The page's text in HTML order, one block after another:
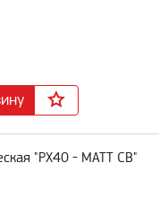
"PX40 - MATT CB"